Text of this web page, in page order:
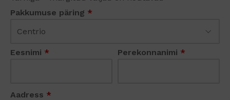
Pakkumuse päring *
Eesnimi * Perekonnanimi *
Aadress *